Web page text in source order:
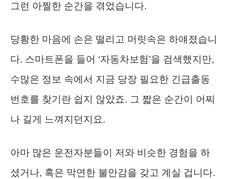
그런 아찔한 순간을 겪었습니다.
당황한 마음에 손은 떨리고 머릿속은 하얘졌습니
다. 스마트폰을 들어 ‘자동차보험’을 검색했지만,
수많은 정보 속에서 지금 당장 필요한 긴급출동
번호를 찾기란 쉽지 않았죠. 그 짧은 순간이 어찌
나 길게 느껴지던지요.
아마 많은 운전자분들이 저와 비슷한 경험을 하
셨거나, 혹은 막연한 불안감을 갖고 계실 겁니다.